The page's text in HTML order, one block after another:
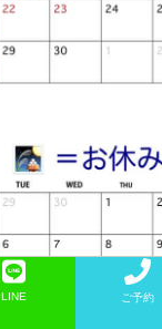
LINE ご予約